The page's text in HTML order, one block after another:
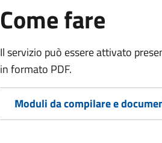
Come fare
Il servizio può essere attivato
in formato PDF.
Moduli da compilare e